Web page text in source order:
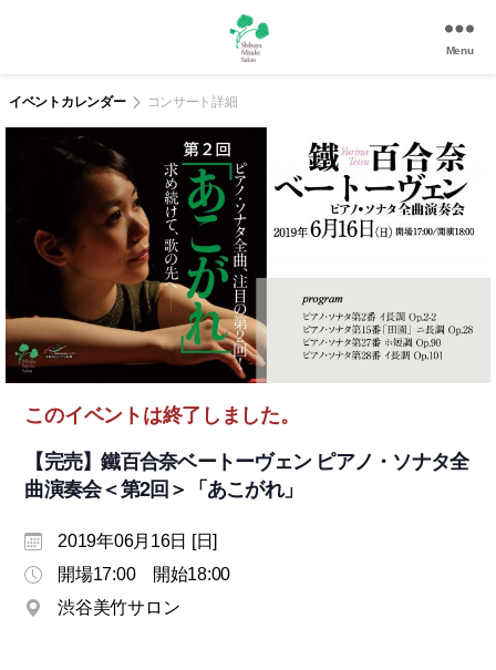
美
谷
駅
徒
歩
分
和
風
Menu
イベントカレンダー コンサート詳細
このイベントは終了しました。
【完売】鐵百合奈ベートーヴェン ピアノ・ソナタ全
曲演奏会＜第2回＞「あこがれ」
2019年06月16日 [日]
開場17:00 開始18:00
渋谷美竹サロン